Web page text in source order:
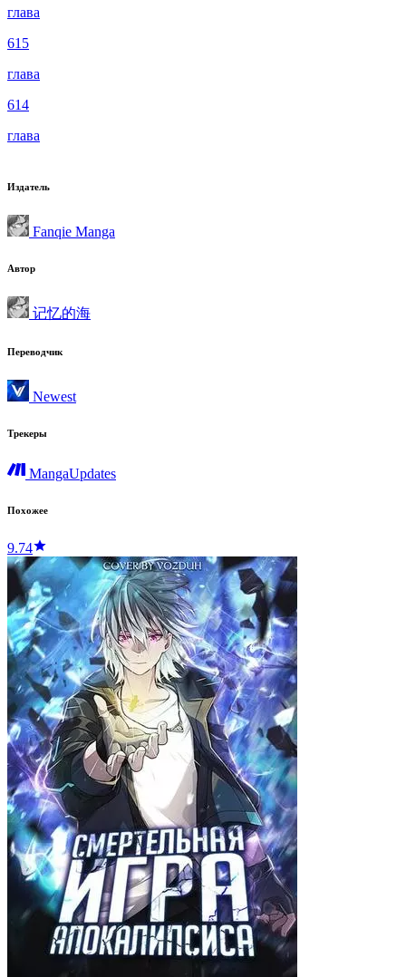
глава
615
глава
614
глава
Издатель
Fanqie Manga
Автор
记忆的海
Переводчик
Newest
Трекеры
MangaUpdates
Похожее
9.74